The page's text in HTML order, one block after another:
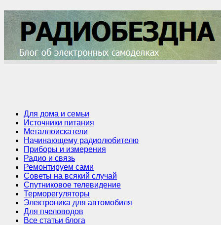
Для дома и семьи
Источники питания
Металлоискатели
Начинающему радиолюбителю
Приборы и измерения
Радио и связь
Ремонтируем сами
Советы на всякий случай
Спутниковое телевидение
Терморегуляторы
Электроника для автомобиля
Для пчеловодов
Все статьи блога